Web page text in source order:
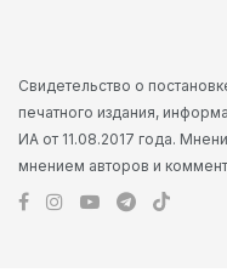
Свидетельство о
печатного издания,
ИА от 11.08.2017 года.
мнением авторов и